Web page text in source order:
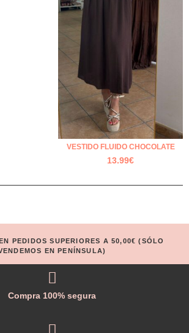
VESTIDO FLUIDO CHOCOLATE
13.99€
PEDIDOS SUPERIORES A 50,00€ (SÓLO
EN PENÍNSULA)
Compra 100% segura